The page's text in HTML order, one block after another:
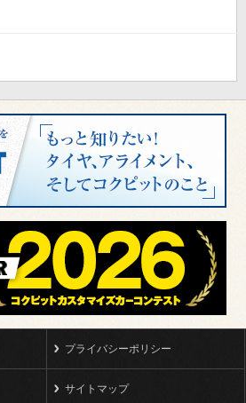
プライバシーポリシー
サイトマップ